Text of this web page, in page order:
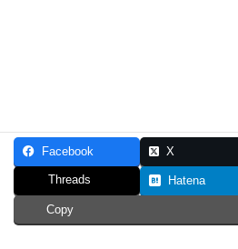
Facebook X
Threads Hatena
Copy